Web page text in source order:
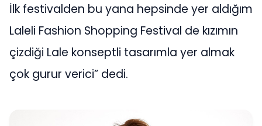
İlk festivalden bu yana hepsinde yer aldığım
Laleli Fashion Shopping Festival de kızımın
çizdiği Lale konseptli tasarımla yer almak
çok gurur verici” dedi.